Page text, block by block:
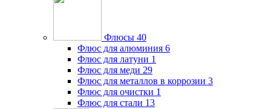
Флюсы 40
Флюс для алюминия 6
Флюс для латуни 1
Флюс для меди 29
Флюс для металлов в коррозии 3
Флюс для очистки 1
Флюс для стали 13